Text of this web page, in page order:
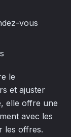
vous
le
et ajuster
elle offre une
avec les
les offres.